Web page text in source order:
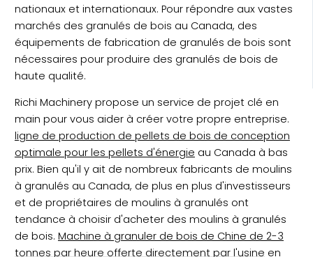
nationaux et internationaux. Pour répondre aux vastes
marchés des granulés de bois au Canada, des
équipements de fabrication de granulés de bois sont
nécessaires pour produire des granulés de bois de
haute qualité.
Richi Machinery propose un service de projet clé en
main pour vous aider à créer votre propre entreprise.
ligne de production de pellets de bois de conception
optimale pour les pellets d'énergie au Canada à bas
prix. Bien qu'il y ait de nombreux fabricants de moulins
à granulés au Canada, de plus en plus d'investisseurs
et de propriétaires de moulins à granulés ont
tendance à choisir d'acheter des moulins à granulés
de bois. Machine à granuler de bois de Chine de 2-3
tonnes par heure offerte directement par l'usine en